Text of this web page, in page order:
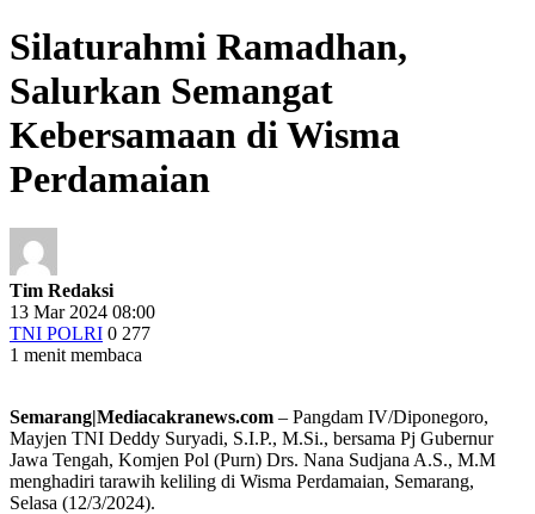
Silaturahmi Ramadhan,
Salurkan Semangat
Kebersamaan di Wisma
Perdamaian
Tim Redaksi
13 Mar 2024 08:00
TNI POLRI 0 277
1 menit membaca
Semarang|Mediacakranews.com – Pangdam IV/Diponegoro,
Mayjen TNI Deddy Suryadi, S.I.P., M.Si., bersama Pj Gubernur
Jawa Tengah, Komjen Pol (Purn) Drs. Nana Sudjana A.S., M.M
menghadiri tarawih keliling di Wisma Perdamaian, Semarang,
Selasa (12/3/2024).